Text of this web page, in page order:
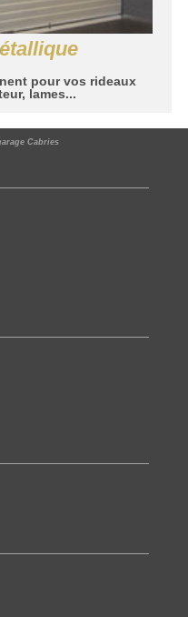
pour vos rideaux
lames...
Cabries